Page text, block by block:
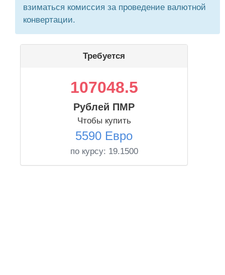
взиматься комиссия за проведение валютной
конвертации.
Требуется
107048.5
Рублей ПМР
Чтобы купить
5590 Евро
по курсу: 19.1500